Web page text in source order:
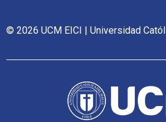
© 2026 UCM EICI | Universidad